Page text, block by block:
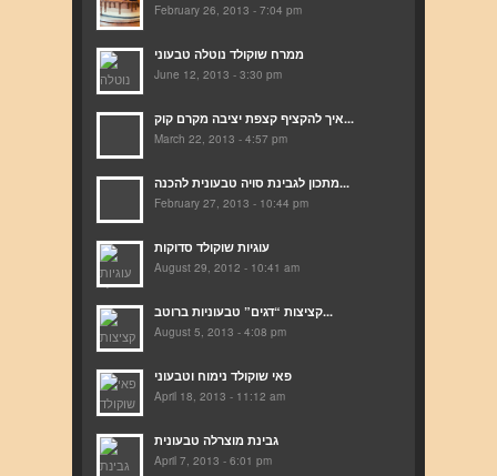
February 26, 2013 - 7:04 pm
ממרח שוקולד נוטלה טבעוני
June 12, 2013 - 3:30 pm
איך להקציף קצפת יציבה מקרם קוק...
March 22, 2013 - 4:57 pm
מתכון לגבינת סויה טבעונית להכנה...
February 27, 2013 - 10:44 pm
עוגיות שוקולד סדוקות
August 29, 2012 - 10:41 am
קציצות “דגים” טבעוניות ברוטב...
August 5, 2013 - 4:08 pm
פאי שוקולד נימוח וטבעוני
April 18, 2013 - 11:12 am
גבינת מוצרלה טבעונית
April 7, 2013 - 6:01 pm